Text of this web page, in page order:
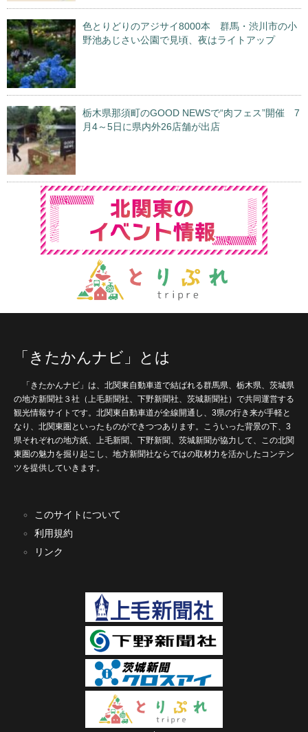
色とりどりのアジサイ8000本 群馬・渋川市の小
野池あじさい公園で見頃、夜はライトアップ
栃木県那須町のGOOD NEWSで“肉フェス”開催 7
月4～5日に県内外26店舗が出店
「きたかんナビ」とは
「きたかんナビ」は、北関東自動車道で結ばれる群馬県、栃木県、茨城県
の地方新聞社３社（上毛新聞社、下野新聞社、茨城新聞社）で共同運営する
観光情報サイトです。北関東自動車道が全線開通し、3県の行き来が手軽と
なり、北関東圏といったものができつつあります。こういった背景の下、3
県それぞれの地方紙、上毛新聞、下野新聞、茨城新聞が協力して、この北関
東圏の魅力を掘り起こし、地方新聞社ならではの取材力を活かしたコンテン
ツを提供していきます。
このサイトについて
利用規約
リンク